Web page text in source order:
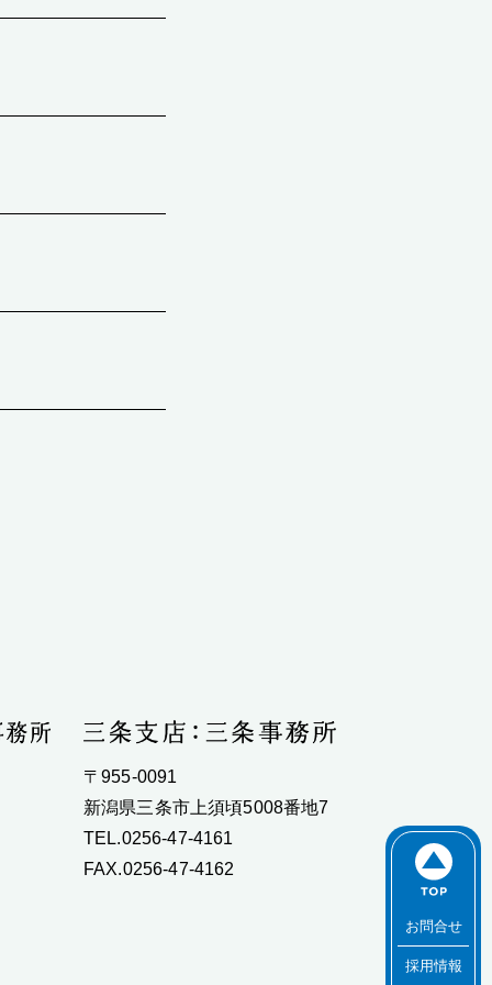
〒955-0091
新潟県三条市上須頃5008番地7
TEL.0256-47-4161
FAX.0256-47-4162
お問合せ
採用情報